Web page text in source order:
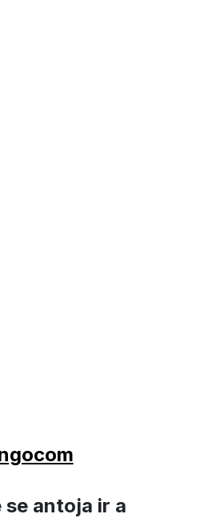
se antoja ir a